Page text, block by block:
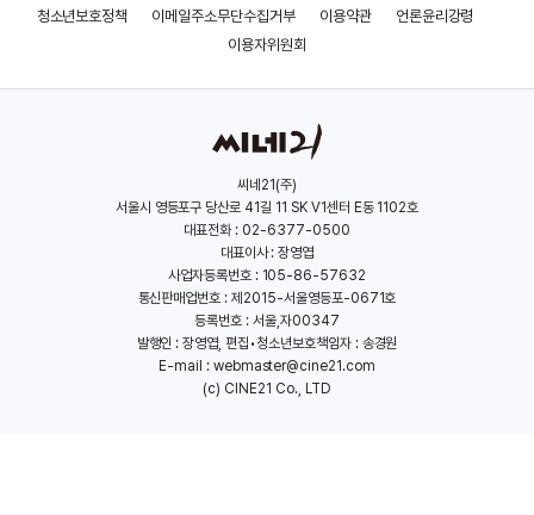
살았던 한국을 등지고 딸과 손자들을 위해 과감한 미국행을
예상외로 잘 적응하면서 손자들까지 잘 돌보는 순자의 윤여정은
북에 오를만한 수상기록이 전혀 과장되지 않았다는 경지에 오른
트위스터스 봄밤
청소년보호정책
이메일주소무단수집거부 이용약관
언론윤리강령
이용자위원회
씨네21(주)
서울시 영등포구 당산로 41길 11 SK V1센터 E동 1102호
대표전화 : 02-6377-0500
대표이사 : 장영엽
사업자등록번호 : 105-86-57632
통신판매업번호 : 제2015-서울영등포-0671호
등록번호 : 서울,자00347
발행인 : 장영엽, 편집•청소년보호책임자 : 송경원
E-mail : webmaster@cine21.com
(c) CINE21 Co., LTD